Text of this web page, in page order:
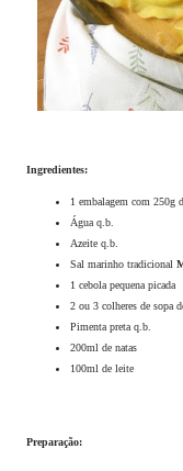
Ingredientes:
1 embalagem com 250g
Água q.b.
Azeite q.b.
Sal marinho tradicional
1 cebola pequena picada
2 ou 3 colheres de sopa
Pimenta preta q.b.
200ml de natas
100ml de leite
Preparação: